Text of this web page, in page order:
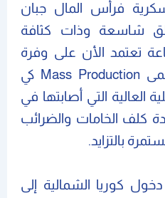
فرأس المال جبان
شاسعة وذات كثافة
تعتمد الأن على وفرة
وكثرة الإنتاج أو كما تسمى Mass Production كي
العالية التي أصابتها في
كلف الخامات والضرائب
بالتزايد.
كوريا الشمالية إلى